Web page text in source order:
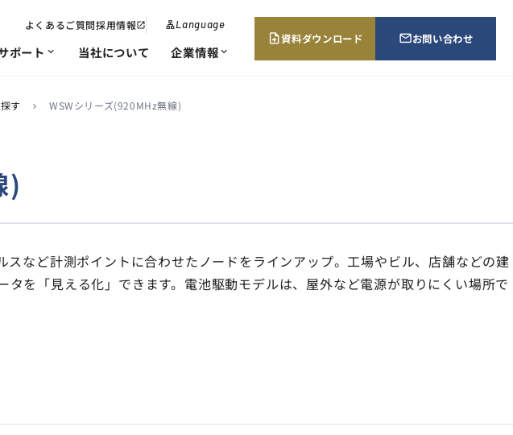
よくあるご質問採用情報open_in_new
lan
u
a
Language
ポート expand_more 当社について 企業情報 expand_more
chevron_right
upload_file資料ダウンロード mail_outlineお問い合わせ
す chevron_right WSWシリーズ(920MHz無線)
)
スなど計測ポイントに合わせたノードをラインアップ。工場やビル、店舗などの建
タを「見える化」できます。電池駆動モデルは、屋外など電源が取りにくい場所で